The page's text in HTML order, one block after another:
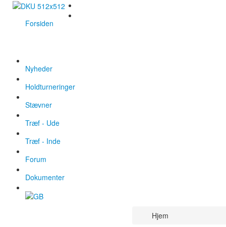
Forsiden
Nyheder
Holdturneringer
Stævner
Træf - Ude
Træf - Inde
Forum
Dokumenter
Hjem